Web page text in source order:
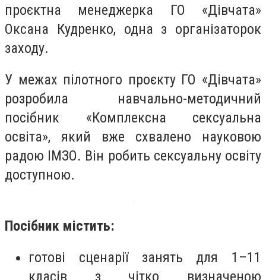
проєктна менеджерка ГО «Дівчата»
Оксана Кудренко, одна з організаторок
заходу.
У межах пілотного проєкту ГО «Дівчата»
розробила навчально-методичний
посібник «Комплексна сексуальна
освіта», який вже схвалено науковою
радою ІМЗО. Він робить сексуальну освіту
доступною.
Посібник містить:
готові сценарії занять для 1–11
класів з чітко визначеною